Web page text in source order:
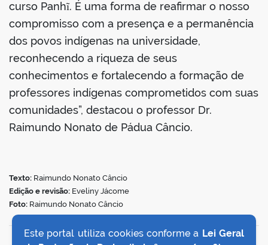
curso Panhĩ. É uma forma de reafirmar o nosso
compromisso com a presença e a permanência
dos povos indígenas na universidade,
reconhecendo a riqueza de seus
conhecimentos e fortalecendo a formação de
professores indígenas comprometidos com suas
comunidades”, destacou o professor Dr.
Raimundo Nonato de Pádua Câncio.
Texto: Raimundo Nonato Câncio
Edição e revisão: Eveliny Jácome
Foto: Raimundo Nonato Câncio
VOLTAR AO TOPO
Este portal utiliza cookies conforme a Lei Geral